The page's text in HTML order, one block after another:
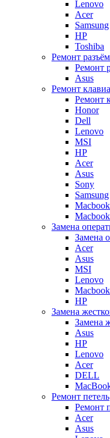
Lenovo
Acer
Samsung
HP
Toshiba
Ремонт
Ремонт
Asus
Ремонт
Ремонт
Honor
Dell
Lenovo
MSI
HP
Acer
Asus
Sony
Samsung
Замена
Замена
Acer
Asus
MSI
Lenovo
Macbook
HP
Замена
Замена
Asus
HP
Lenovo
Acer
DELL
Ремонт петель
Ремонт
Acer
Asus